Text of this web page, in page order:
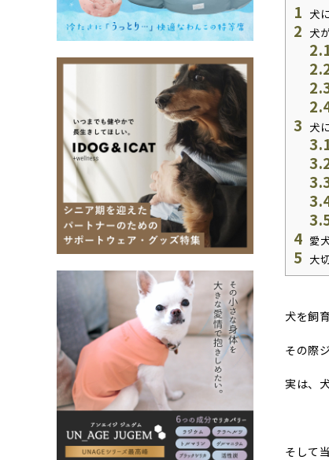
1 犬
2 犬
3 犬
4 愛
5 大
犬を飼
その際
実は、
そして